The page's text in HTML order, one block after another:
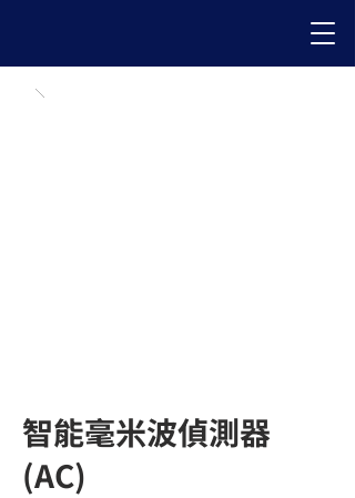
智能毫米波偵測器
(AC)